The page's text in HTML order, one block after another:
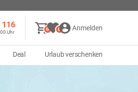
116
Uhr
0 0 Anmelden
Deal Urlaub verschenken